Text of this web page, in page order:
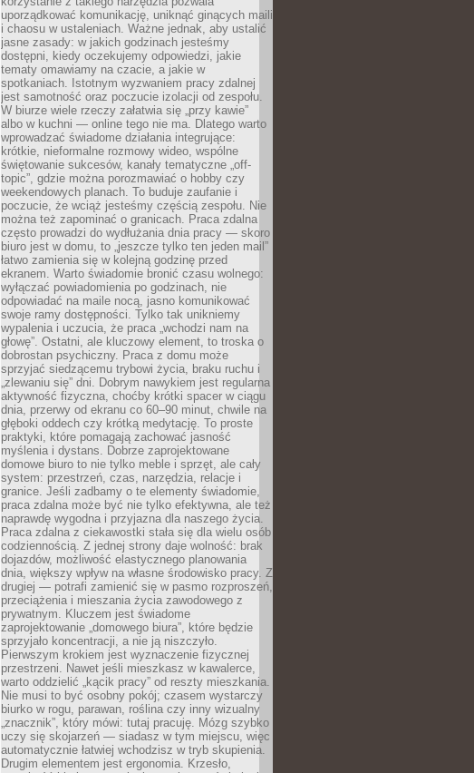
uporządkować komunikację, uniknąć ginących maili
i chaosu w ustaleniach. Ważne jednak, aby ustalić
jasne zasady: w jakich godzinach jesteśmy
dostępni, kiedy oczekujemy odpowiedzi, jakie
tematy omawiamy na czacie, a jakie w
spotkaniach. Istotnym wyzwaniem pracy zdalnej
jest samotność oraz poczucie izolacji od zespołu.
W biurze wiele rzeczy załatwia się „przy kawie”
albo w kuchni — online tego nie ma. Dlatego warto
wprowadzać świadome działania integrujące:
krótkie, nieformalne rozmowy wideo, wspólne
świętowanie sukcesów, kanały tematyczne „off-
topic”, gdzie można porozmawiać o hobby czy
weekendowych planach. To buduje zaufanie i
poczucie, że wciąż jesteśmy częścią zespołu. Nie
można też zapominać o granicach. Praca zdalna
często prowadzi do wydłużania dnia pracy — skoro
biuro jest w domu, to „jeszcze tylko ten jeden mail”
łatwo zamienia się w kolejną godzinę przed
ekranem. Warto świadomie bronić czasu wolnego:
wyłączać powiadomienia po godzinach, nie
odpowiadać na maile nocą, jasno komunikować
swoje ramy dostępności. Tylko tak unikniemy
wypalenia i uczucia, że praca „wchodzi nam na
głowę”. Ostatni, ale kluczowy element, to troska o
dobrostan psychiczny. Praca z domu może
sprzyjać siedzącemu trybowi życia, braku ruchu i
„zlewaniu się” dni. Dobrym nawykiem jest regularna
aktywność fizyczna, choćby krótki spacer w ciągu
dnia, przerwy od ekranu co 60–90 minut, chwile na
głęboki oddech czy krótką medytację. To proste
praktyki, które pomagają zachować jasność
myślenia i dystans. Dobrze zaprojektowane
domowe biuro to nie tylko meble i sprzęt, ale cały
system: przestrzeń, czas, narzędzia, relacje i
granice. Jeśli zadbamy o te elementy świadomie,
praca zdalna może być nie tylko efektywna, ale też
naprawdę wygodna i przyjazna dla naszego życia.
Praca zdalna z ciekawostki stała się dla wielu osób
codziennością. Z jednej strony daje wolność: brak
dojazdów, możliwość elastycznego planowania
dnia, większy wpływ na własne środowisko pracy. Z
drugiej — potrafi zamienić się w pasmo rozproszeń,
przeciążenia i mieszania życia zawodowego z
prywatnym. Kluczem jest świadome
zaprojektowanie „domowego biura”, które będzie
sprzyjało koncentracji, a nie ją niszczyło.
Pierwszym krokiem jest wyznaczenie fizycznej
przestrzeni. Nawet jeśli mieszkasz w kawalerce,
warto oddzielić „kącik pracy” od reszty mieszkania.
Nie musi to być osobny pokój; czasem wystarczy
biurko w rogu, parawan, roślina czy inny wizualny
„znacznik”, który mówi: tutaj pracuję. Mózg szybko
uczy się skojarzeń — siadasz w tym miejscu, więc
automatycznie łatwiej wchodzisz w tryb skupienia.
Drugim elementem jest ergonomia. Krzesło,